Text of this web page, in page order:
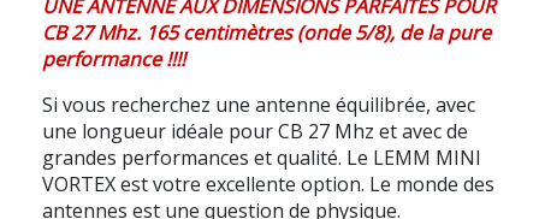
UNE ANTENNE AUX DIMENSIONS PARFAITES POUR
CB 27 Mhz. 165 centimètres (onde 5/8), de la pure
performance !!!!
Si vous recherchez une antenne équilibrée, avec
une longueur idéale pour CB 27 Mhz et avec de
grandes performances et qualité. Le LEMM MINI
VORTEX est votre excellente option. Le monde des
antennes est une question de physique.